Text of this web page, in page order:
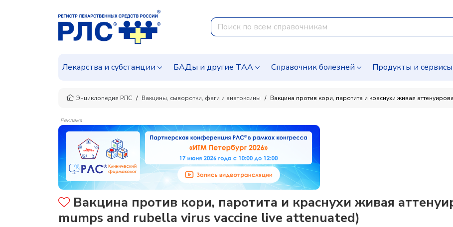
Лекарства и субстанции БАДы и другие ТАА Справочник болезней Продукты и сервисы
Энциклопедия РЛС Вакцины, сыворотки, фаги и анатоксины Вакцина против кори, паротита и краснухи живая
Реклама
Вакцина против кори, паротита и краснухи живая
mumps and rubella virus vaccine live attenuated)